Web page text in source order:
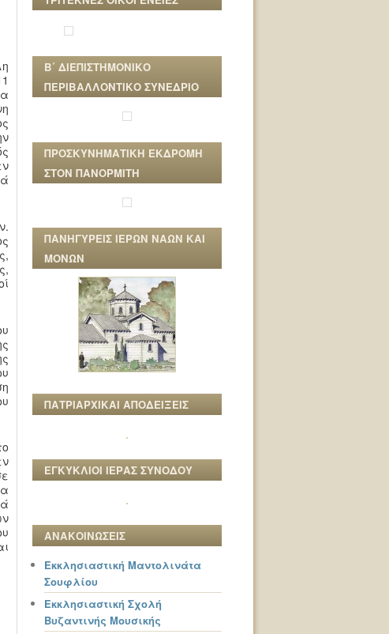
Β΄ ΔΙΕΠΙΣΤΗΜΟΝΙΚΟ
ΠΕΡΙΒΑΛΛΟΝΤΙΚΟ ΣΥΝΕΔΡΙΟ
ΠΡΟΣΚΥΝΗΜΑΤΙΚΗ ΕΚΔΡΟΜΗ
ΣΤΟΝ ΠΑΝΟΡΜΙΤΗ
ΠΑΝΗΓΥΡΕΙΣ ΙΕΡΩΝ ΝΑΩΝ ΚΑΙ
ΜΟΝΩΝ
ΠΑΤΡΙΑΡΧΙΚΑΙ ΑΠΟΔΕΙΞΕΙΣ
ΕΓΚΥΚΛΙΟΙ ΙΕΡΑΣ ΣΥΝΟΔΟΥ
ΑΝΑΚΟΙΝΩΣΕΙΣ
Εκκλησιαστική Μαντολινάτα
Σουφλίου
Εκκλησιαστική Σχολή
Βυζαντινής Μουσικής